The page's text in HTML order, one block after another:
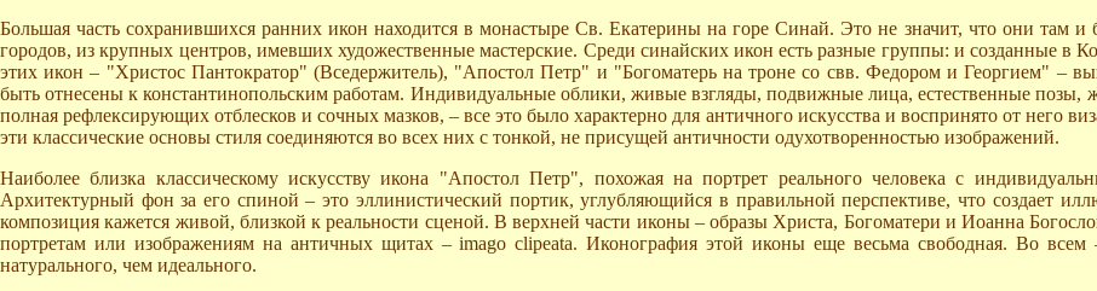
Большая часть сохранившихся ранних икон находится в монастыре Св. Екатерины на горе Синай. Это не значит, что они там
городов, из крупных центров, имевших художественные мастерские. Среди синайских икон есть разные группы: и созданные в
этих икон – "Христос Пантократор" (Вседержитель), "Апостол Петр" и "Богоматерь на троне со свв. Федором и Георгием" –
быть отнесены к константинопольским работам. Индивидуальные облики, живые взгляды, подвижные лица, естественные позы,
полная рефлексирующих отблесков и сочных мазков, – все это было характерно для античного искусства и воспринято от него
эти классические основы стиля соединяются во всех них с тонкой, не присущей античности одухотворенностью изображений.
Наиболее близка классическому искусству икона "Апостол Петр", похожая на портрет реального человека с
Архитектурный фон за его спиной – это эллинистический портик, углубляющийся в правильной перспективе, что создает
композиция кажется живой, близкой к реальности сценой. В верхней части иконы – образы Христа, Богоматери и Иоанна
портретам или изображениям на античных щитах – imago clipeata. Иконография этой иконы еще весьма свободная. Во
натурального, чем идеального.